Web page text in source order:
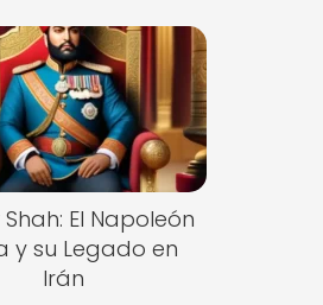
El Napoleón
y su Legado en
Irán